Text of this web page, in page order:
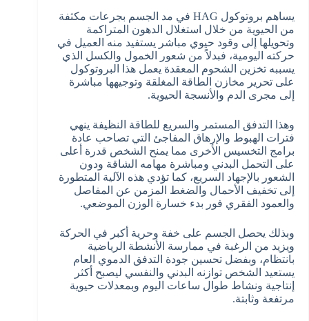
يساهم بروتوكول HAG في مد الجسم بجرعات مكثفة
من الحيوية من خلال استغلال الدهون المتراكمة
وتحويلها إلى وقود حيوي مباشر يستفيد منه العميل في
حركته اليومية، فبدلاً من شعور الخمول والكسل الذي
يسببه تخزين الشحوم المعقدة يعمل هذا البروتوكول
على تحرير مخازن الطاقة المغلقة وتوجيهها مباشرة
إلى مجرى الدم والأنسجة الحيوية.
وهذا التدفق المستمر والسريع للطاقة النظيفة ينهي
فترات الهبوط والإرهاق المفاجئ التي تصاحب عادة
برامج التخسيس الأخرى مما يمنح الشخص قدرة أعلى
على التحمل البدني ومباشرة مهامه الشاقة ودون
الشعور بالإجهاد السريع، كما تؤدي هذه الآلية المتطورة
إلى تخفيف الأحمال والضغط المزمن عن المفاصل
والعمود الفقري فور بدء خسارة الوزن الموضعي.
وبذلك يحصل الجسم على خفة وحرية أكبر في الحركة
ويزيد من الرغبة في ممارسة الأنشطة الرياضية
بانتظام، وبفضل تحسين جودة التدفق الدموي العام
يستعيد الشخص توازنه البدني والنفسي ليصبح أكثر
إنتاجية ونشاط طوال ساعات اليوم وبمعدلات حيوية
مرتفعة وثابتة.